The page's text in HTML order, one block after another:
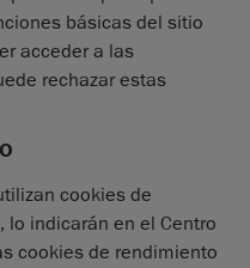
básicas del sitio
acceder a las
rechazar estas
cookies de
lo indicarán en el Centro
cookies de rendimiento